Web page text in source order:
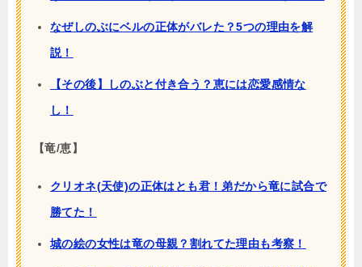
なぜしのぶにベルの正体がバレた？5つの理由を解
説！
【その後】しのぶと付き合う？恵には恋愛感情な
し！
【竜/恵】
クリオネ(天使)の正体はとも君！弟だから竜に試合で
勝てた！
城の絵の女性は竜の母親？割れてた理由も考察！